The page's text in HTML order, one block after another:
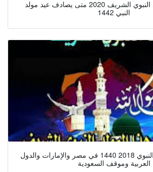
تاريخ موعد المولد النبوي الشريف 2020 متى يصادف عيد مولد
النبي 1442
ميعاد إجازة المولد النبوي 2018 1440 في مصر والإمارات والدول
العربية وموقف السعودية